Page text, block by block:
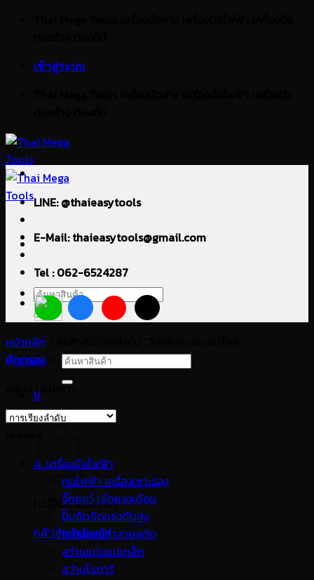
เข้าสู่ระบบ
ค้นหา:
ค้นหา:
0
ตะกร้าสินค้า
ไม่มีสินค้าในตะกร้า
กลับสู่หน้าร้านค้า
LINE: @thaieasytools
E-Mail: thaieasytools@gmail.com
Tel : 062-6524287
หน้าหลัก
คัดกรอง
แสดง 1 รายการ
A. เครื่องมือไฟฟ้า
กบไฟฟ้า เครื่องเซาะร่อง
จิ๊กซอว์ เลื่อยวงเดือน
ปั๊มอัดฉีดแรงดันสูง
สว่านเจาะทำลายสกัด
สว่านแท่นแม่เหล็ก
สว่านโรตารี